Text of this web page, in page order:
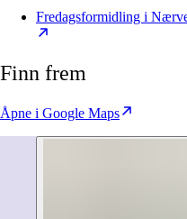
Fredagsformidling i
Finn frem
Åpne i Google Maps